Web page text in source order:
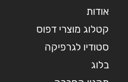
אודות
קטלוג מוצרי דפוס
סטודיו לגרפיקה
בלוג